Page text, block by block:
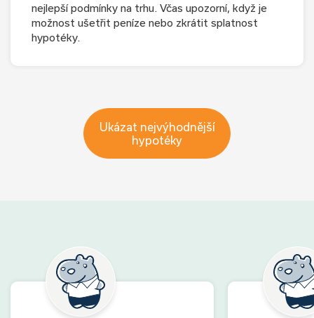
nejlepší podmínky na trhu. Včas upozorní, když je
možnost ušetřit peníze nebo zkrátit splatnost
hypotéky.
Ukázat nejvýhodnější
hypotéky